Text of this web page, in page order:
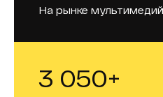
На рынке
3 050+